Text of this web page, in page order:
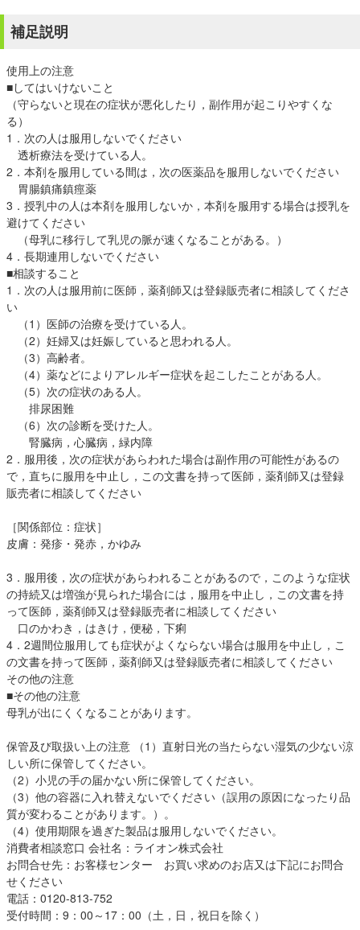
補足説明
使用上の注意
■してはいけないこと
（守らないと現在の症状が悪化したり，副作用が起こりやすくな
る）
1．次の人は服用しないでください
透析療法を受けている人。
2．本剤を服用している間は，次の医薬品を服用しないでください
胃腸鎮痛鎮痙薬
3．授乳中の人は本剤を服用しないか，本剤を服用する場合は授乳を
避けてください
（母乳に移行して乳児の脈が速くなることがある。）
4．長期連用しないでください
■相談すること
1．次の人は服用前に医師，薬剤師又は登録販売者に相談してくださ
い
（1）医師の治療を受けている人。
（2）妊婦又は妊娠していると思われる人。
（3）高齢者。
（4）薬などによりアレルギー症状を起こしたことがある人。
（5）次の症状のある人。
排尿困難
（6）次の診断を受けた人。
腎臓病，心臓病，緑内障
2．服用後，次の症状があらわれた場合は副作用の可能性があるの
で，直ちに服用を中止し，この文書を持って医師，薬剤師又は登録
販売者に相談してください
［関係部位：症状］
皮膚：発疹・発赤，かゆみ
3．服用後，次の症状があらわれることがあるので，このような症状
の持続又は増強が見られた場合には，服用を中止し，この文書を持
って医師，薬剤師又は登録販売者に相談してください
口のかわき，はきけ，便秘，下痢
4．2週間位服用しても症状がよくならない場合は服用を中止し，こ
の文書を持って医師，薬剤師又は登録販売者に相談してください
その他の注意
■その他の注意
母乳が出にくくなることがあります。
保管及び取扱い上の注意 （1）直射日光の当たらない湿気の少ない涼
しい所に保管してください。
（2）小児の手の届かない所に保管してください。
（3）他の容器に入れ替えないでください（誤用の原因になったり品
質が変わることがあります。）。
（4）使用期限を過ぎた製品は服用しないでください。
消費者相談窓口 会社名：ライオン株式会社
お問合せ先：お客様センター お買い求めのお店又は下記にお問合
せください
電話：0120-813-752
受付時間：9：00～17：00（土，日，祝日を除く）